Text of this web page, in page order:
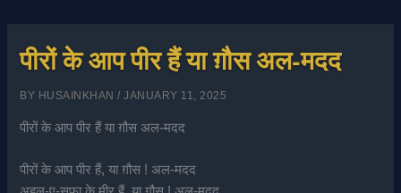
पीरों के आप पीर हैं या ग़ौस अल-मदद
BY HUSAINKHAN/JANUARY 11, 2025
पीरों के आप पीर हैं या ग़ौस अल-मदद
पीरों के आप पीर हैं, या ग़ौस ! अल-मदद